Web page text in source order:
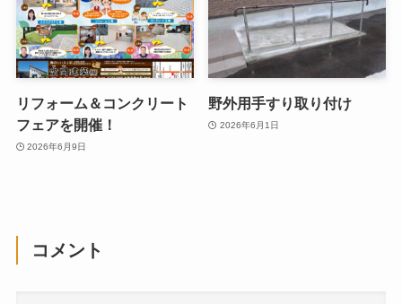
リフォーム＆コンクリート
フェアを開催！
2026年6月9日
野外用手すり取り付け
2026年6月1日
コメント